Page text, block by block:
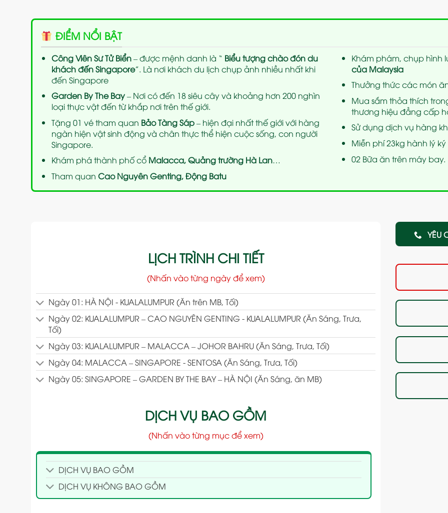
ĐIỂM NỔI BẬT
Công Viên Sư Tử Biển– được mệnh danh là “ Biểu tượng chào đón du
khách đến Singapore”. Là nơi khách du lịch chụp ảnh nhiều nhất khi
đến Singapore
Garden By The Bay– Nơi có đến 18 siêu cây và khoảng hơn 200 nghìn
loại thực vật đến từ khắp nơi trên thế giới.
Tặng 01 vé tham quan Bảo Tàng Sáp– hiện đại nhất thế giới với hàng
ngàn hiện vật sinh động và chân thực thể hiện cuộc sống, con người
Singapore.
Khám phá thành phố cổ Malacca, Quảng trường Hà Lan…
Tham quan Cao Nguyên Genting, Động Batu
Khám phám, chụp hình
của Malaysia
Thưởng thức các món
Mua sắm thỏa thích
thương hiệu đẳng cấp
Sử dụng dịch vụ hàng
Miễn phí 23kg hành lý
02 Bữa ăn trên máy bay.
LỊCH TRÌNH CHI TIẾT
(Nhấn vào từng ngày để xem)
Ngày 01: HÀ NỘI - KUALALUMPUR (Ăn trên MB, Tối)
Ngày 02: KUALALUMPUR – CAO NGUYÊN GENTING - KUALALUMPUR (Ăn Sáng, Trưa,
Tối)
Ngày 03: KUALALUMPUR – MALACCA – JOHOR BAHRU (Ăn Sáng, Trưa, Tối)
Ngày 04: MALACCA – SINGAPORE - SENTOSA (Ăn Sáng, Trưa, Tối)
Ngày 05: SINGAPORE – GARDEN BY THE BAY – HÀ NỘI (Ăn Sáng, ăn MB)
DỊCH VỤ BAO GỒM
(Nhấn vào từng mục để xem)
DỊCH VỤ BAO GỒM
DỊCH VỤ KHÔNG BAO GỒM
YÊU